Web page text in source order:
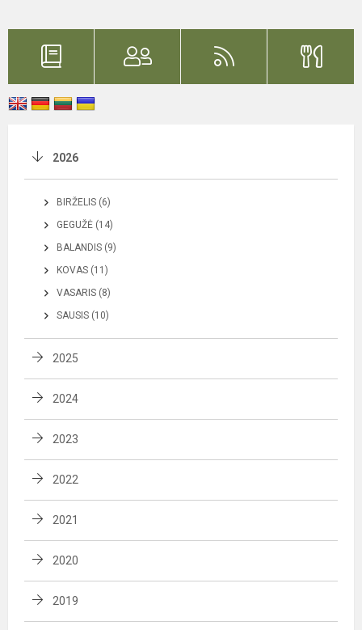
2026
BIRŽELIS (6)
GEGUŽĖ (14)
BALANDIS (9)
KOVAS (11)
VASARIS (8)
SAUSIS (10)
2025
2024
2023
2022
2021
2020
2019